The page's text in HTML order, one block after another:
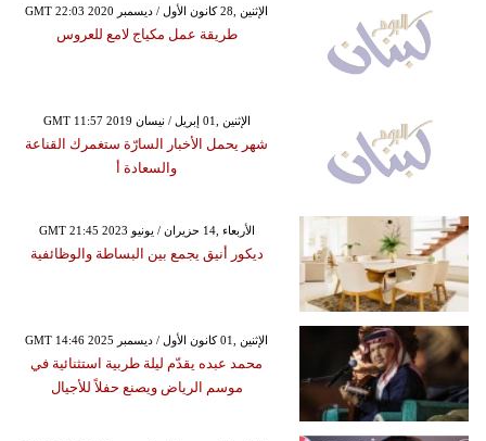
GMT 22:03 2020 الإثنين ,28 كانون الأول / ديسمبر
طريقة عمل مكياج لامع للعروس
GMT 11:57 2019 الإثنين ,01 إبريل / نيسان
شهر يحمل الأخبار السارّة ستغمرك القناعة
والسعادة أ
GMT 21:45 2023 الأربعاء ,14 حزيران / يونيو
ديكور أنيق يجمع بين البساطة والوظائفية
GMT 14:46 2025 الإثنين ,01 كانون الأول / ديسمبر
محمد عبده يقدّم ليلة طربية استثنائية في
موسم الرياض ويصنع حفلاً للأجيال